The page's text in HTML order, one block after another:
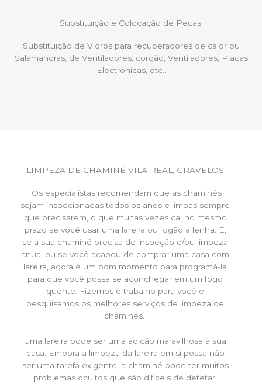
Substituição e Colocação de Peças:
Substituição de Vidros para recuperadores de calor ou
Salamandras, de Ventiladores, cordão, Ventiladores, Placas
Electrónicas, etc..
LIMPEZA DE CHAMINÉ VILA REAL, GRAVELOS
Os especialistas recomendam que as chaminés
sejam inspecionadas todos os anos e limpas sempre
que precisarem, o que muitas vezes cai no mesmo
prazo se você usar uma lareira ou fogão a lenha. E,
se a sua chaminé precisa de inspeção e/ou limpeza
anual ou se você acabou de comprar uma casa com
lareira, agora é um bom momento para programá-la
para que você possa se aconchegar em um fogo
quente. Fizemos o trabalho para você e
pesquisamos os melhores serviços de limpeza de
chaminés.
Uma lareira pode ser uma adição maravilhosa à sua
casa. Embora a limpeza da lareira em si possa não
ser uma tarefa exigente, a chaminé pode ter muitos
problemas ocultos que são difíceis de detetar.